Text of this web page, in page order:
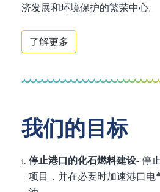
济发展和环境保护的繁荣中心。
了解更多
我们的目标
停止港口的化石燃料建设- 停
项目，并在必要时加速港口电